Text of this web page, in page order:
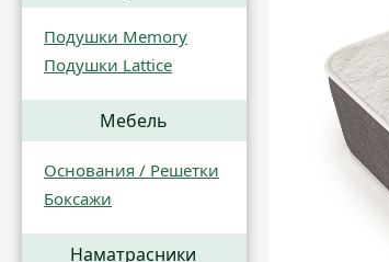
Подушки Memory
Подушки Lattice
Мебель
Основания / Решетки
Боксажи
Наматрасники